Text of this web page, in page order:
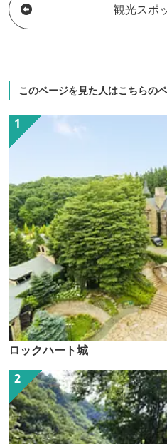
観光スポ
このページを見た人はこちらの
ロックハート城